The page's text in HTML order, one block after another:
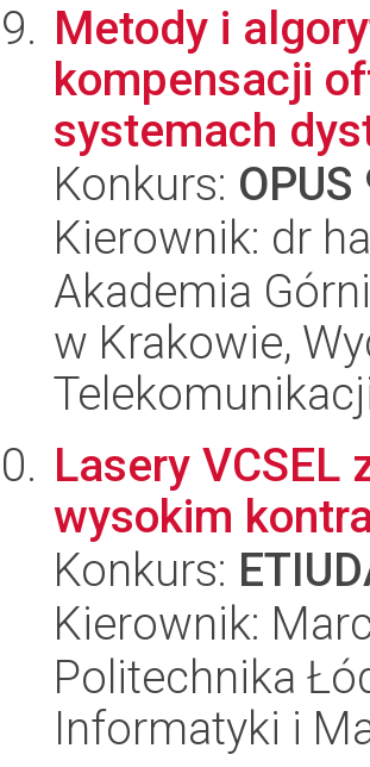
Metody i
kompensacji
systemach
Konkurs: OPUS
Kierownik: dr
Akademia
w Krakowie,
Lasery
wysokim
Konkurs:
Kierownik:
Politechnika
Informatyki i